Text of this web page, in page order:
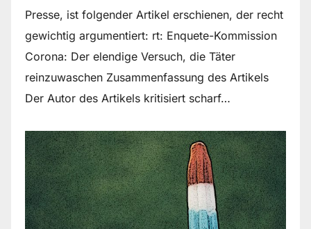
Presse, ist folgender Artikel erschienen, der recht
gewichtig argumentiert: rt: Enquete-Kommission
Corona: Der elendige Versuch, die Täter
reinzuwaschen Zusammenfassung des Artikels
Der Autor des Artikels kritisiert scharf…